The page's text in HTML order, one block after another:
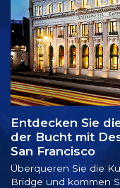
Entdecken Sie
der Bucht mit
San Francisco
Überqueren Sie die
Bridge und kommen